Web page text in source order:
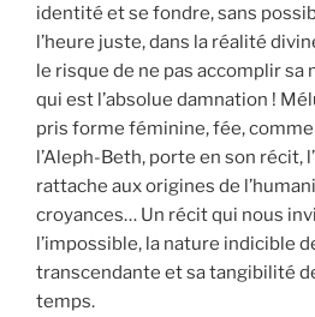
identité et se fondre, sans
l’heure juste, dans la réalité
le risque de ne pas accomplir
qui est l’absolue damnation !
pris forme féminine, fée, comme
l’Aleph-Beth, porte en son récit,
rattache aux origines de
croyances… Un récit qui nous
l’impossible, la nature indicible
transcendante et sa tangibilité
temps.